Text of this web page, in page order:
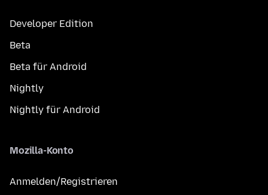
Developer Edition
Beta
Beta für Android
Nightly
Nightly für Android
Mozilla-Konto
Anmelden/Registrieren